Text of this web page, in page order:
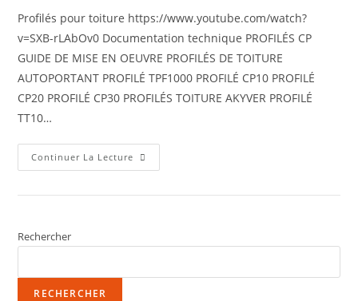
Profilés pour toiture https://www.youtube.com/watch?
v=SXB-rLAbOv0 Documentation technique PROFILÉS CP
GUIDE DE MISE EN OEUVRE PROFILÉS DE TOITURE
AUTOPORTANT PROFILÉ TPF1000 PROFILÉ CP10 PROFILÉ
CP20 PROFILÉ CP30 PROFILÉS TOITURE AKYVER PROFILÉ
TT10…
Continuer La Lecture
Rechercher
RECHERCHER